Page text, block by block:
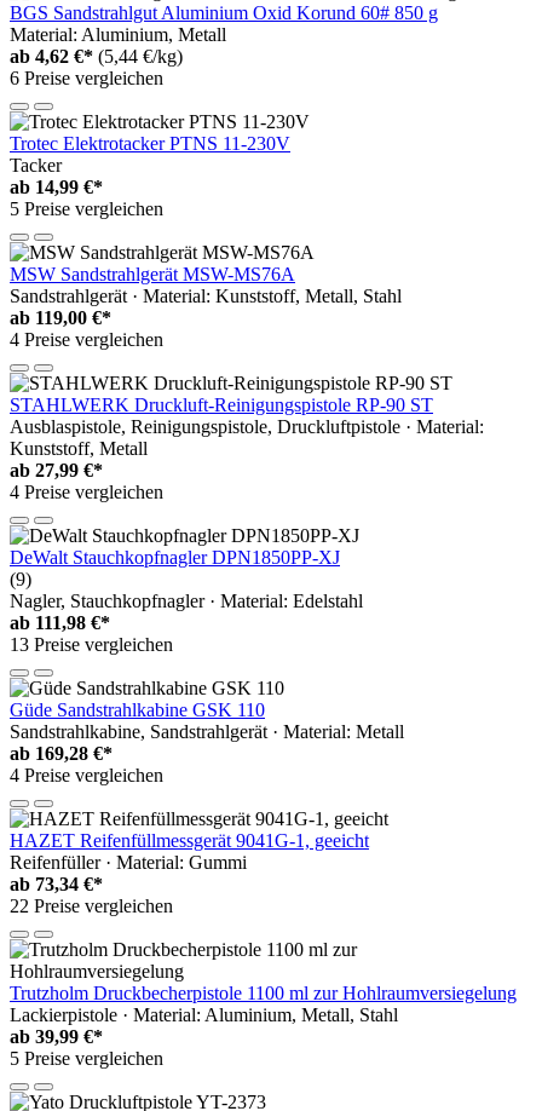
BGS Sandstrahlgut Aluminium Oxid Korund 60# 850 g
Material: Aluminium, Metall
ab 4,62 €* (5,44 €/kg)
6 Preise vergleichen
Trotec Elektrotacker PTNS 11-230V
Tacker
ab 14,99 €*
5 Preise vergleichen
MSW Sandstrahlgerät MSW-MS76A
Sandstrahlgerät · Material: Kunststoff, Metall, Stahl
ab 119,00 €*
4 Preise vergleichen
STAHLWERK Druckluft-Reinigungspistole RP-90 ST
Ausblaspistole, Reinigungspistole, Druckluftpistole · Material:
Kunststoff, Metall
ab 27,99 €*
4 Preise vergleichen
DeWalt Stauchkopfnagler DPN1850PP-XJ
(9)
Nagler, Stauchkopfnagler · Material: Edelstahl
ab 111,98 €*
13 Preise vergleichen
Güde Sandstrahlkabine GSK 110
Sandstrahlkabine, Sandstrahlgerät · Material: Metall
ab 169,28 €*
4 Preise vergleichen
HAZET Reifenfüllmessgerät 9041G-1, geeicht
Reifenfüller · Material: Gummi
ab 73,34 €*
22 Preise vergleichen
Trutzholm Druckbecherpistole 1100 ml zur Hohlraumversiegelung
Lackierpistole · Material: Aluminium, Metall, Stahl
ab 39,99 €*
5 Preise vergleichen